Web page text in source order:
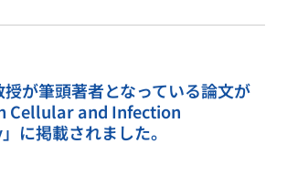
が筆頭著者となっている論文が
Cellular and Infection
に掲載されました。